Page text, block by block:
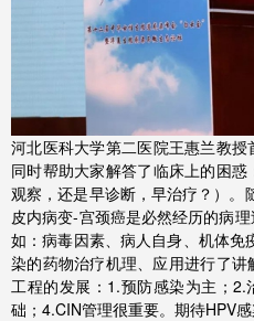
河北医科大学第二医院王惠兰教授
同时帮助大家解答了临床上的困
观察，还是早诊断，早治疗？）。
皮内病变-宫颈癌是必然经历的病
如：病毒因素、病人自身、机体免
染的药物治疗机理、应用进行了
工程的发展：1.预防感染为主；
础；4.CIN管理很重要。期待HPV感